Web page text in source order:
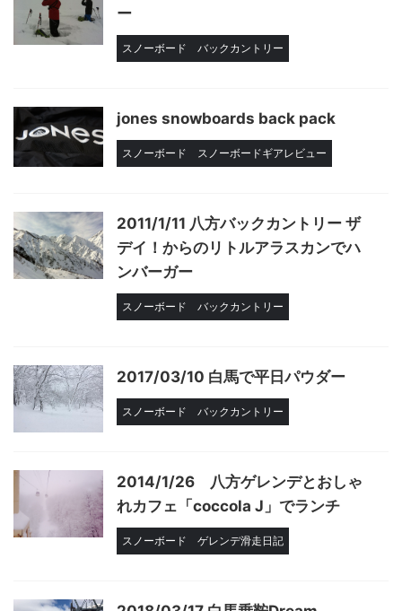
ー
スノーボード バックカントリー
jones snowboards back pack
スノーボード スノーボードギアレビュー
2011/1/11 八方バックカントリー ザ
デイ！からのリトルアラスカンでハ
ンバーガー
スノーボード バックカントリー
2017/03/10 白馬で平日パウダー
スノーボード バックカントリー
2014/1/26 八方ゲレンデとおしゃ
れカフェ「coccola J」でランチ
スノーボード ゲレンデ滑走日記